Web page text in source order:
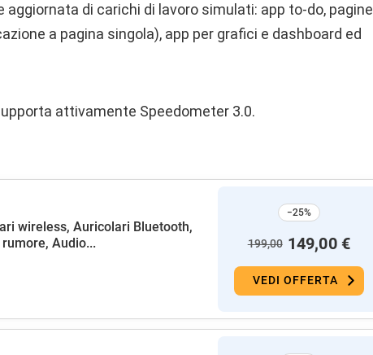
di carichi di lavoro simulati: app to-do, pagine
a pagina singola), app per grafici e dashboard ed
attivamente Speedometer 3.0.
wireless, Auricolari Bluetooth,
Audio...
−25%
199,00 149,00 €
VEDI OFFERTA